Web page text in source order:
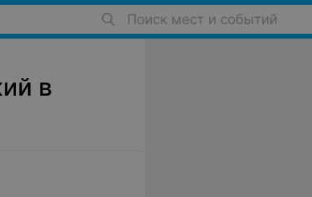
Поиск мест и событий
в